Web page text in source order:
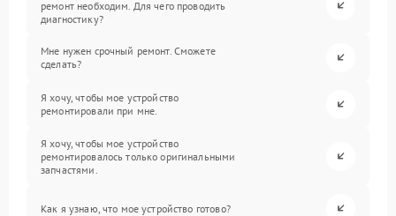
ремонт необходим. Для чего проводить
диагностику?
Мне нужен срочный ремонт. Сможете
сделать?
Я хочу, чтобы мое устройство
ремонтировали при мне.
Я хочу, чтобы мое устройство
ремонтировалось только оригинальными
запчастями.
Как я узнаю, что мое устройство готово?